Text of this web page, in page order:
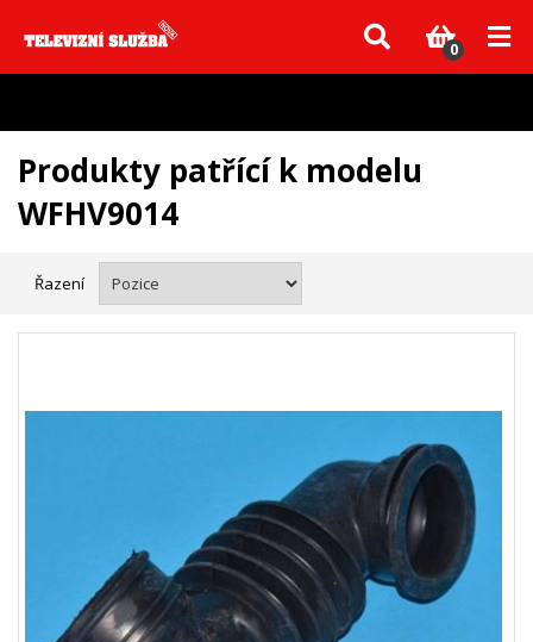
Vzhledem k aktuální situaci se může dodání dílů, které nejsou skladem,
zpozdit. Děkujeme za pochopení.
0
Produkty patřící k modelu
WFHV9014
Řazení